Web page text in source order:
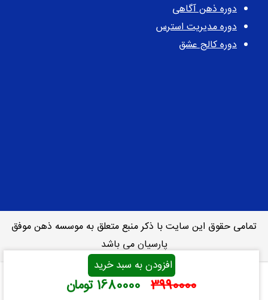
افزودن به سبد خرید
3990000
1680000 تومان
دوره ذهن آگاهی
دوره مدیریت استرس
دوره کالج عشق
تمامی حقوق این سایت با ذکر منبع متعلق به موسسه ذهن موفق
پارسیان می باشد